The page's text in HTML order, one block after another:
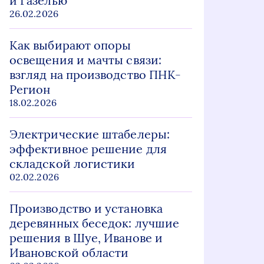
26.02.2026
Как выбирают опоры
освещения и мачты связи:
взгляд на производство ПНК-
Регион
18.02.2026
Электрические штабелеры:
эффективное решение для
складской логистики
02.02.2026
Производство и установка
деревянных беседок: лучшие
решения в Шуе, Иванове и
Ивановской области